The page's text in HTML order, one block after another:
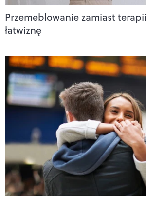
Przemeblowanie zamiast
łatwiznę